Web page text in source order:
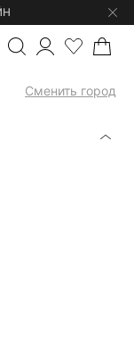
Сменить город
ДЖИНСЫ